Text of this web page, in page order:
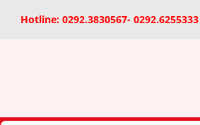
Hotline: 0292.3830567-